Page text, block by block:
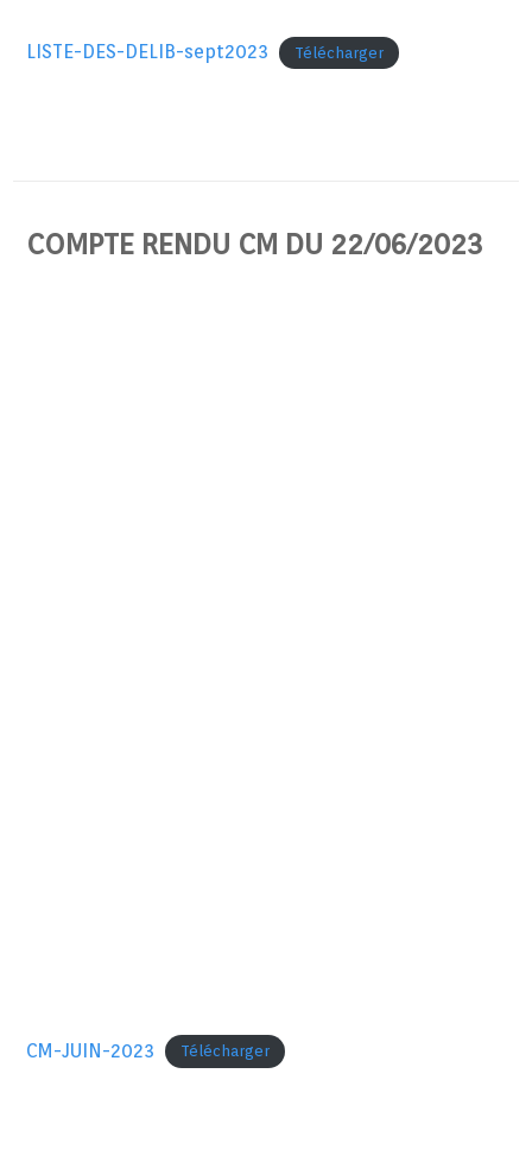
LISTE-DES-DELIB-sept2023 Télécharger
COMPTE RENDU CM DU 22/06/2023
CM-JUIN-2023 Télécharger